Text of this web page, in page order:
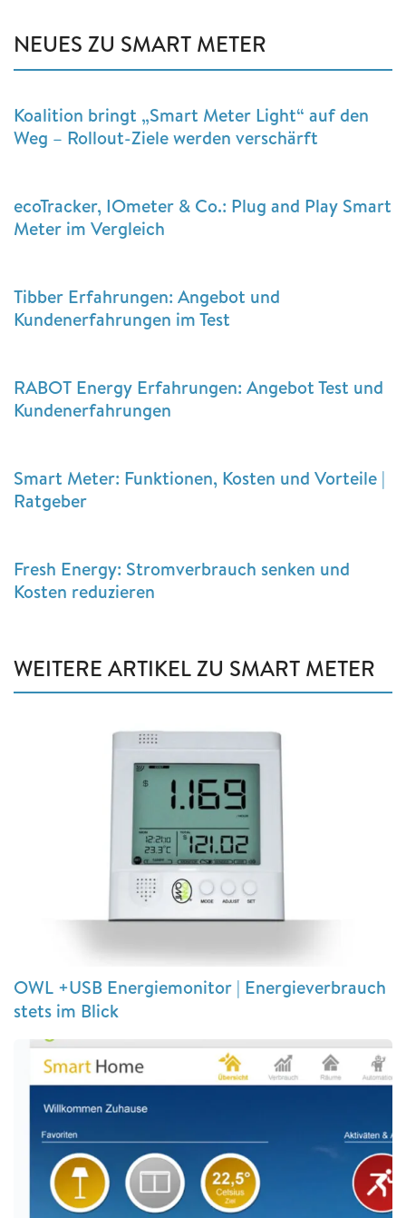
NEUES ZU SMART METER
Koalition bringt „Smart Meter Light“ auf den
Weg – Rollout-Ziele werden verschärft
ecoTracker, IOmeter & Co.: Plug and Play Smart
Meter im Vergleich
Tibber Erfahrungen: Angebot und
Kundenerfahrungen im Test
RABOT Energy Erfahrungen: Angebot Test und
Kundenerfahrungen
Smart Meter: Funktionen, Kosten und Vorteile |
Ratgeber
Fresh Energy: Stromverbrauch senken und
Kosten reduzieren
WEITERE ARTIKEL ZU SMART METER
OWL +USB Energiemonitor | Energieverbrauch
stets im Blick